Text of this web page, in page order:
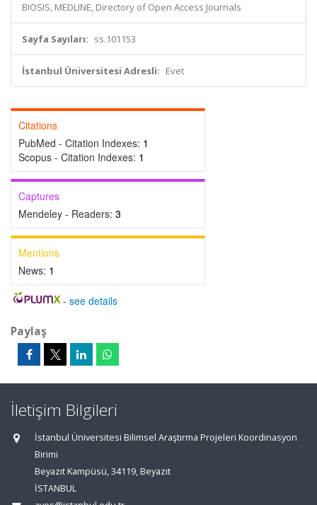
BIOSIS, MEDLINE, Directory of Open Access Journals
Sayfa Sayıları: ss.101153
İstanbul Üniversitesi Adresli: Evet
Citations
PubMed - Citation Indexes: 1
Scopus - Citation Indexes: 1
Captures
Mendeley - Readers: 3
Mentions
News: 1
- see details
Paylaş
İletişim Bilgileri
İstanbul Üniversitesi Bilimsel Araştırma Projeleri Koordinasyon
Birimi
Beyazıt Kampüsü, 34119, Beyazıt
İSTANBUL